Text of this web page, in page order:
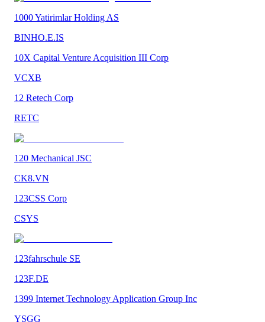
1000 Yatirimlar Holding AS
BINHO.E.IS
10X Capital Venture Acquisition III Corp
VCXB
12 Retech Corp
RETC
120 Mechanical JSC
CK8.VN
123CSS Corp
CSYS
123fahrschule SE
123F.DE
1399 Internet Technology Application Group Inc
YSGG